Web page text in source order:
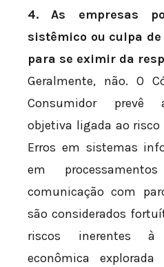
4. As empresas
sistêmico ou culpa
para se eximir da
Geralmente, não. O
Consumidor prevê
objetiva ligada ao
Erros em sistemas
em
comunicação com
são considerados
riscos inerentes à
econômica